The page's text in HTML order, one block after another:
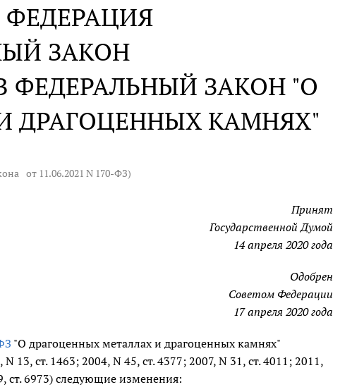
ЗАКОН
ЗАКОН "О
ДРАГОЦЕННЫХ КАМНЯХ"
от 11.06.2021 N 170-ФЗ)
Принят
Государственной Думой
14 апреля 2020 года
Одобрен
Советом Федерации
17 апреля 2020 года
"О драгоценных металлах и драгоценных камнях"
13, ст. 1463; 2004, N 45, ст. 4377; 2007, N 31, ст. 4011; 2011,
ст. 6973) следующие изменения: